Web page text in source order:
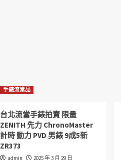
手錶流當品
台北流當手錶拍賣 限量
ZENITH 先力 ChronoMaster
計時 動力 PVD 男錶 9成5新
ZR373
admin 2025 年 3 月 29 日